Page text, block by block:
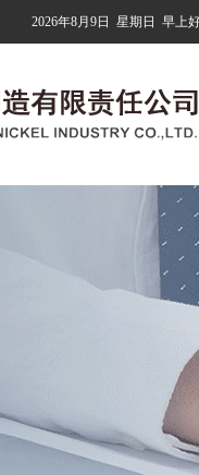
2026年8月9日 星期日 早上